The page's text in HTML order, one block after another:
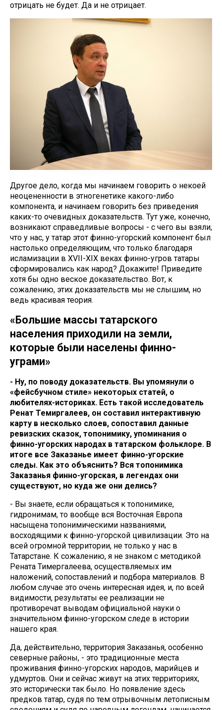
отрицать не будет. Да и не отрицает.
Другое дело, когда мы начинаем говорить о некоей
неоцененности в этногенетике какого-либо
компонента, и начинаем говорить без приведения
каких-то очевидных доказательств. Тут уже, конечно,
возникают справедливые вопросы - с чего вы взяли,
что у нас, у татар этот финно-угорский компонент был
настолько определяющим, что только благодаря
исламизации в XVII-XIX веках финно-угров татары
сформировались как народ? Докажите! Приведите
хотя бы одно веское доказательство. Вот, к
сожалению, этих доказательств мы не слышим, но
ведь красивая теория.
«Большие массы татарского
населения приходили на земли,
которые были населены финно-
уграми»
- Ну, по поводу доказательств. Вы упомянули о
«фейсбучном стиле» некоторых статей, о
любителях-историках. Есть такой исследователь
Ренат Темиргалеев, он составил интерактивную
карту в несколько слоев, сопоставил данные
ревизских сказок, топонимику, упоминания о
финно-угорских народах в татарском фольклоре. В
итоге все Заказанье имеет финно-угорские
следы. Как это объяснить? Вся топонимика
Заказанья финно-угорская, в легендах они
существуют, но куда же они делись?
- Вы знаете, если обращаться к топонимике,
гидронимам, то вообще вся Восточная Европа
насыщена топонимическими названиями,
восходящими к финно-угорской цивилизации. Это на
всей огромной территории, не только у нас в
Татарстане. К сожалению, я не знаком с методикой
Рената Тимергалеева, осуществляемых им
наложений, сопоставлений и подбора материалов. В
любом случае это очень интересная идея, и, по всей
видимости, результаты ее реализации не
противоречат выводам официальной науки о
значительном финно-угорском следе в истории
нашего края.
Да, действительно, территория Заказанья, особенно
северные районы, - это традиционные места
проживания финно-угорских народов, марийцев и
удмуртов. Они и сейчас живут на этих территориях,
это исторически так было. Но появление здесь
предков татар, судя по тем отрывочным летописным